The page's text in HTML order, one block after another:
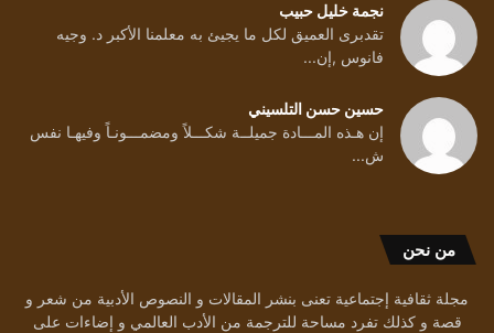
نجمة خليل حبيب
تقدبرى العميق لكل ما يجيئ به معلمنا الأكبر د. وجيه
فانوس ,إن...
حسين حسن التلسيني
إن هـذه المـــادة جميلــة شكـــلاً ومضمـــونـاً وفيهـا نفس
ش...
من نحن
مجلة ثقافية إجتماعية تعنى بنشر المقالات و النصوص الأدبية من شعر و
قصة و كذلك تفرد مساحة للترجمة من الأدب العالمي و إضاءات على